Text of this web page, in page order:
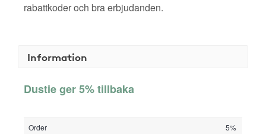
rabattkoder och bra erbjudanden.
Information
Dustie ger 5% tillbaka
Order 5%